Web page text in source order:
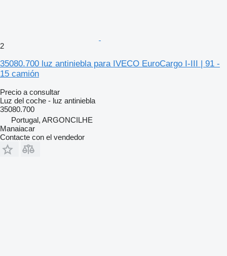
2
35080.700 luz antiniebla para IVECO EuroCargo I-III | 91 -
15 camión
Precio a consultar
Luz del coche - luz antiniebla
35080.700
Portugal, ARGONCILHE
Manaiacar
Contacte con el vendedor